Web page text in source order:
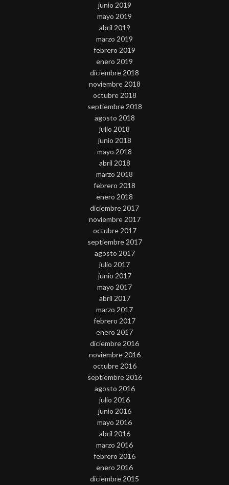
junio 2019
mayo 2019
abril 2019
marzo 2019
febrero 2019
enero 2019
diciembre 2018
noviembre 2018
octubre 2018
septiembre 2018
agosto 2018
julio 2018
junio 2018
mayo 2018
abril 2018
marzo 2018
febrero 2018
enero 2018
diciembre 2017
noviembre 2017
octubre 2017
septiembre 2017
agosto 2017
julio 2017
junio 2017
mayo 2017
abril 2017
marzo 2017
febrero 2017
enero 2017
diciembre 2016
noviembre 2016
octubre 2016
septiembre 2016
agosto 2016
julio 2016
junio 2016
mayo 2016
abril 2016
marzo 2016
febrero 2016
enero 2016
diciembre 2015